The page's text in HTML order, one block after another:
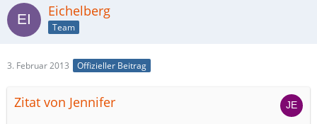
Eichelberg
Team
3. Februar 2013 Offizieller Beitrag
Zitat von Jennifer